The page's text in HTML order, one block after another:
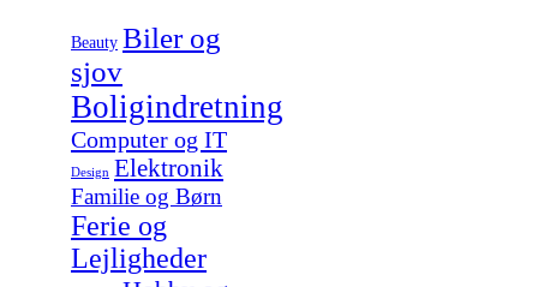
Beauty Biler og
sjov
Boligindretning
Computer og IT
Design Elektronik
Familie og Børn
Ferie og
Lejligheder